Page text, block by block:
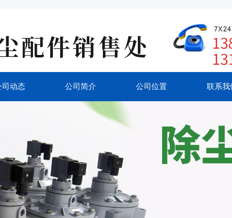
司动态 公司简介 公司位置 联系我